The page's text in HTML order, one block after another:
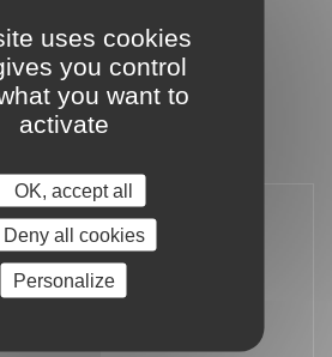
10 30
uses cookies
you control
you want to
activate
OK, accept all
Deny all cookies
Personalize